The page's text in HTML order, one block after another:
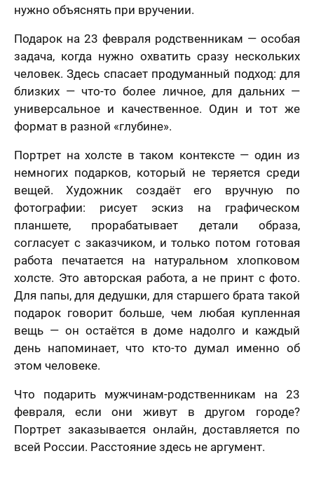
нужно объяснять при вручении.
Подарок на 23 февраля родственникам — особая
задача, когда нужно охватить сразу нескольких
человек. Здесь спасает продуманный подход: для
близких — что-то более личное, для дальних —
универсальное и качественное. Один и тот же
формат в разной «глубине».
Портрет на холсте в таком контексте — один из
немногих подарков, который не теряется среди
вещей. Художник создаёт его вручную по
фотографии: рисует эскиз на графическом
планшете, прорабатывает детали образа,
согласует с заказчиком, и только потом готовая
работа печатается на натуральном хлопковом
холсте. Это авторская работа, а не принт с фото.
Для папы, для дедушки, для старшего брата такой
подарок говорит больше, чем любая купленная
вещь — он остаётся в доме надолго и каждый
день напоминает, что кто-то думал именно об
этом человеке.
Что подарить мужчинам-родственникам на 23
февраля, если они живут в другом городе?
Портрет заказывается онлайн, доставляется по
всей России. Расстояние здесь не аргумент.